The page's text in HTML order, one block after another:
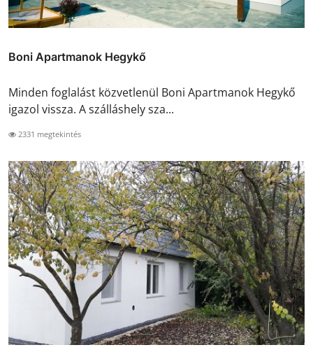
Boni Apartmanok Hegykő
Minden foglalást közvetlenül Boni Apartmanok Hegykő
igazol vissza. A szálláshely sza...
2331 megtekintés